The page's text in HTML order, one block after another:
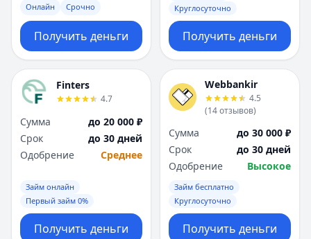
Онлайн Срочно
Получить деньги
Круглосуточно
Получить деньги
Finters
4.7
Сумма
до 20 000 ₽
Срок
до 30 дней
Одобрение
Среднее
Займ онлайн
Первый займ 0%
Получить деньги
Webbankir
4.5
(14отзывов)
Сумма
до 30 000 ₽
Срок
до 30 дней
Одобрение
Высокое
Займ бесплатно
Круглосуточно
Получить деньги